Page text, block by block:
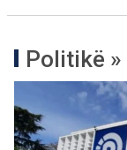
Politikë »